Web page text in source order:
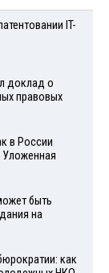
IT-
доклад о
правовых
в России
Уложенная
быть
на
как